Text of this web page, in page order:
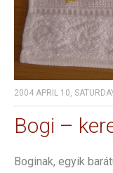
2004 APRIL 10,
Bogi –
Boginak, egyik